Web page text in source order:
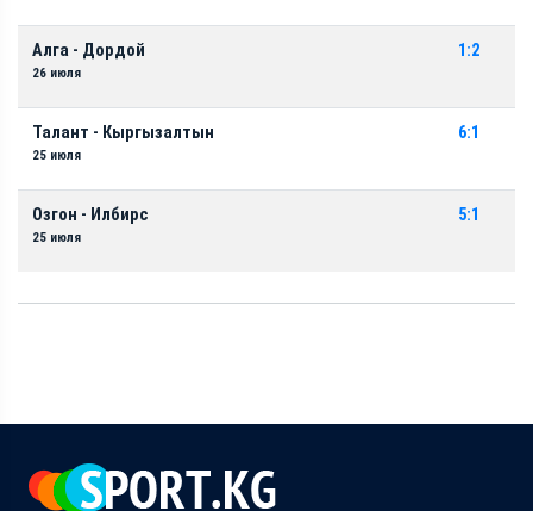
Алга - Дордой
26 июля
1:2
Талант - Кыргызалтын
25 июля
6:1
Озгон - Илбирс
25 июля
5:1